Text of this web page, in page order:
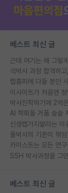
베스트 최신 글
근데 여기는 왜 그렇
랩홈피에 다들 본인
이사이트가 처음엔 정
AI 학회들 거품 슬슬
신생랩가지말라는 이
물박사의 기준이 뭐
카이스트는 모든 연
베스트 최신 글